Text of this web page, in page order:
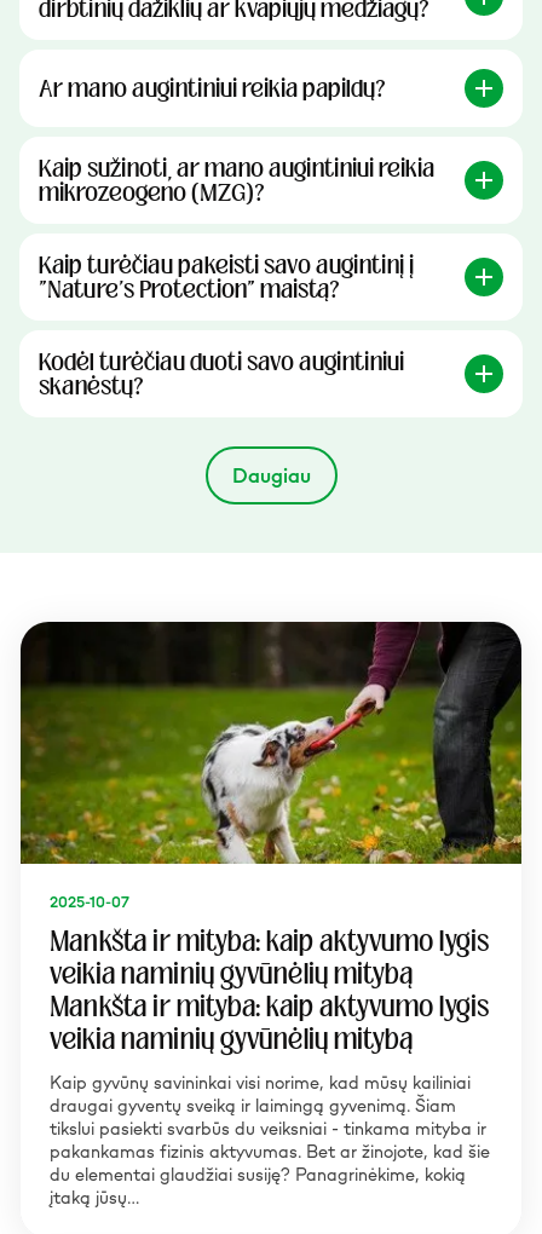
dirbtinių dažiklių ar kvapiųjų medžiagų?
Ar mano augintiniui reikia papildų?
Kaip sužinoti, ar mano augintiniui reikia
mikrozeogeno (MZG)?
Kaip turėčiau pakeisti savo augintinį į
"Nature's Protection" maistą?
Kodėl turėčiau duoti savo augintiniui
skanėstų?
Daugiau
2025-10-07
Mankšta ir mityba: kaip aktyvumo lygis
veikia naminių gyvūnėlių mitybą
Mankšta ir mityba: kaip aktyvumo lygis
veikia naminių gyvūnėlių mitybą
Kaip gyvūnų savininkai visi norime, kad mūsų kailiniai
draugai gyventų sveiką ir laimingą gyvenimą. Šiam
tikslui pasiekti svarbūs du veiksniai - tinkama mityba ir
pakankamas fizinis aktyvumas. Bet ar žinojote, kad šie
du elementai glaudžiai susiję? Panagrinėkime, kokią
įtaką jūsų…